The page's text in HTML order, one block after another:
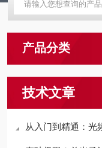
产品分类
技术文章
从入门到精通：光